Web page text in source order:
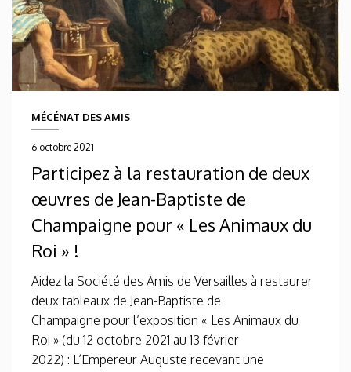
MÉCÉNAT DES AMIS
6 octobre 2021
Participez à la restauration de deux
œuvres de Jean-Baptiste de
Champaigne pour « Les Animaux du
Roi » !
Aidez la Société des Amis de Versailles à restaurer
deux tableaux de Jean-Baptiste de
Champaigne pour l’exposition « Les Animaux du
Roi » (du 12 octobre 2021 au 13 février
2022) : L’Empereur Auguste recevant une